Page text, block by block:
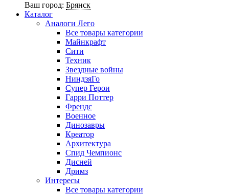
Ваш город: Брянск
Каталог
Аналоги Лего
Все товары категории
Майнкрафт
Сити
Техник
Звездные войны
НиндзяГо
Супер Герои
Гарри Поттер
Френдс
Военное
Динозавры
Креатор
Архитектура
Спид Чемпионс
Дисней
Дримз
Интересы
Все товары категории